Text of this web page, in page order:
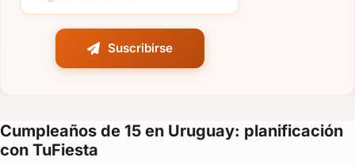
Suscribirse
Cumpleaños de 15 en Uruguay: planificación
con TuFiesta